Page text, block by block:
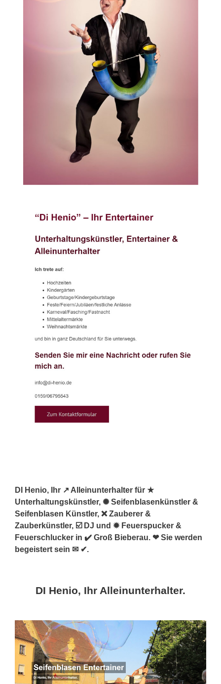
DI Henio, Ihr ↗️ Alleinunterhalter für ★
Unterhaltungskünstler, ✺ Seifenblasenkünstler &
Seifenblasen Künstler, ❌ Zauberer &
Zauberkünstler, ☑️ DJ und ✹ Feuerspucker &
Feuerschlucker in ✔️ Groß Bieberau. ❤ Sie werden
begeistert sein ✉ ✔.
DI Henio, Ihr Alleinunterhalter.